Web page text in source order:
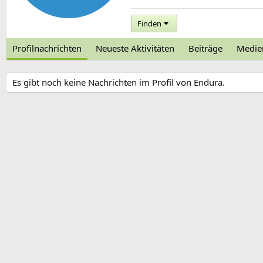
Finden
Profilnachrichten Neueste Aktivitäten Beiträge
Es gibt noch keine Nachrichten im Profil von Endura.